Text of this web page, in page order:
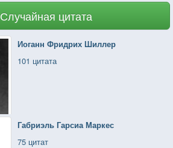
Случайная цитата
Иоганн Фридрих Шиллер
101 цитата
Габриэль Гарсиа Маркес
75 цитат